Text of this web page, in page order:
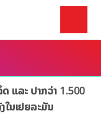
ແລະ ປາກວ່າ 1.500
ໃນເຢຍລະມັນ